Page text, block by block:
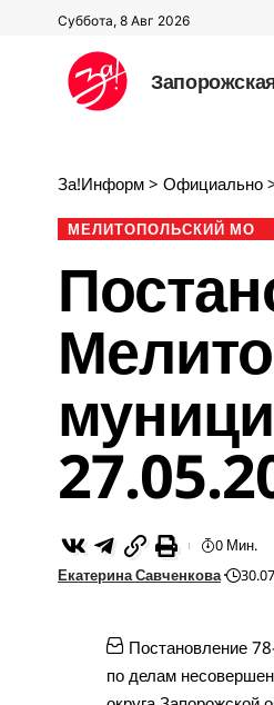
Суббота, 8 Авг 2026
За!Информ > Официально
МЕЛИТОПОЛЬСКИЙ МО
Екатерина Савченкова
0 Мин.
Постановление
по делам